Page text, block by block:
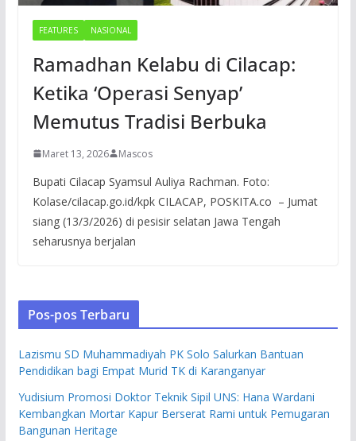
FEATURES NASIONAL
Ramadhan Kelabu di Cilacap:
Ketika ‘Operasi Senyap’
Memutus Tradisi Berbuka
Maret 13, 2026 Mascos
Bupati Cilacap Syamsul Auliya Rachman. Foto:
Kolase/cilacap.go.id/kpk CILACAP, POSKITA.co – Jumat
siang (13/3/2026) di pesisir selatan Jawa Tengah
seharusnya berjalan
Pos-pos Terbaru
Lazismu SD Muhammadiyah PK Solo Salurkan Bantuan
Pendidikan bagi Empat Murid TK di Karanganyar
Yudisium Promosi Doktor Teknik Sipil UNS: Hana Wardani
Kembangkan Mortar Kapur Berserat Rami untuk Pemugaran
Bangunan Heritage